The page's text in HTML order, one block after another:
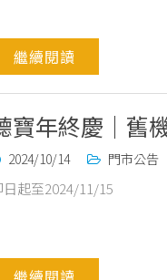
繼續閱讀
寶年終慶｜舊
2024/10/14 門市公告
日起至2024/11/15